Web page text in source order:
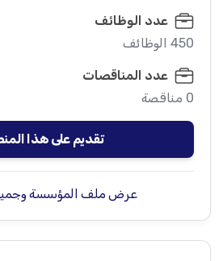
عدد الوظائف
450 الوظائف
عدد المناقصات
0 مناقصة
تقديم على هذا
عرض ملف المؤسسة